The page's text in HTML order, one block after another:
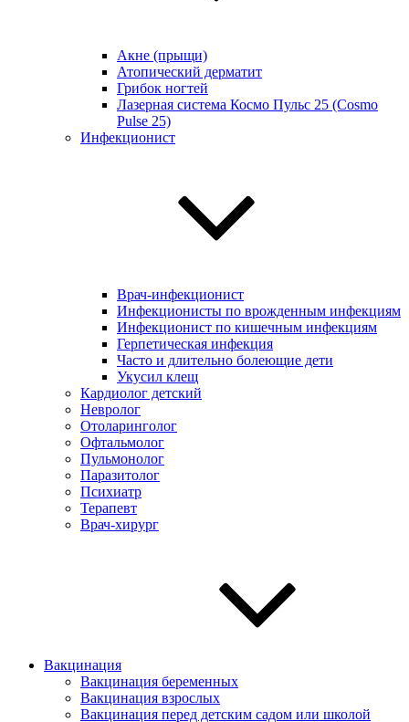
Акне (прыщи)
Атопический дерматит
Грибок ногтей
Лазерная система Космо Пульс 25 (Cosmo
Pulse 25)
Инфекционист
Врач-инфекционист
Инфекционисты по врожденным инфекциям
Инфекционист по кишечным инфекциям
Герпетическая инфекция
Часто и длительно болеющие дети
Укусил клещ
Кардиолог детский
Невролог
Отоларинголог
Офтальмолог
Пульмонолог
Паразитолог
Психиатр
Терапевт
Врач-хирург
Вакцинация
Вакцинация беременных
Вакцинация взрослых
Вакцинация перед детским садом или школой